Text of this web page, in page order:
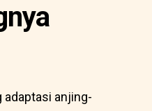
adaptasi anjing-